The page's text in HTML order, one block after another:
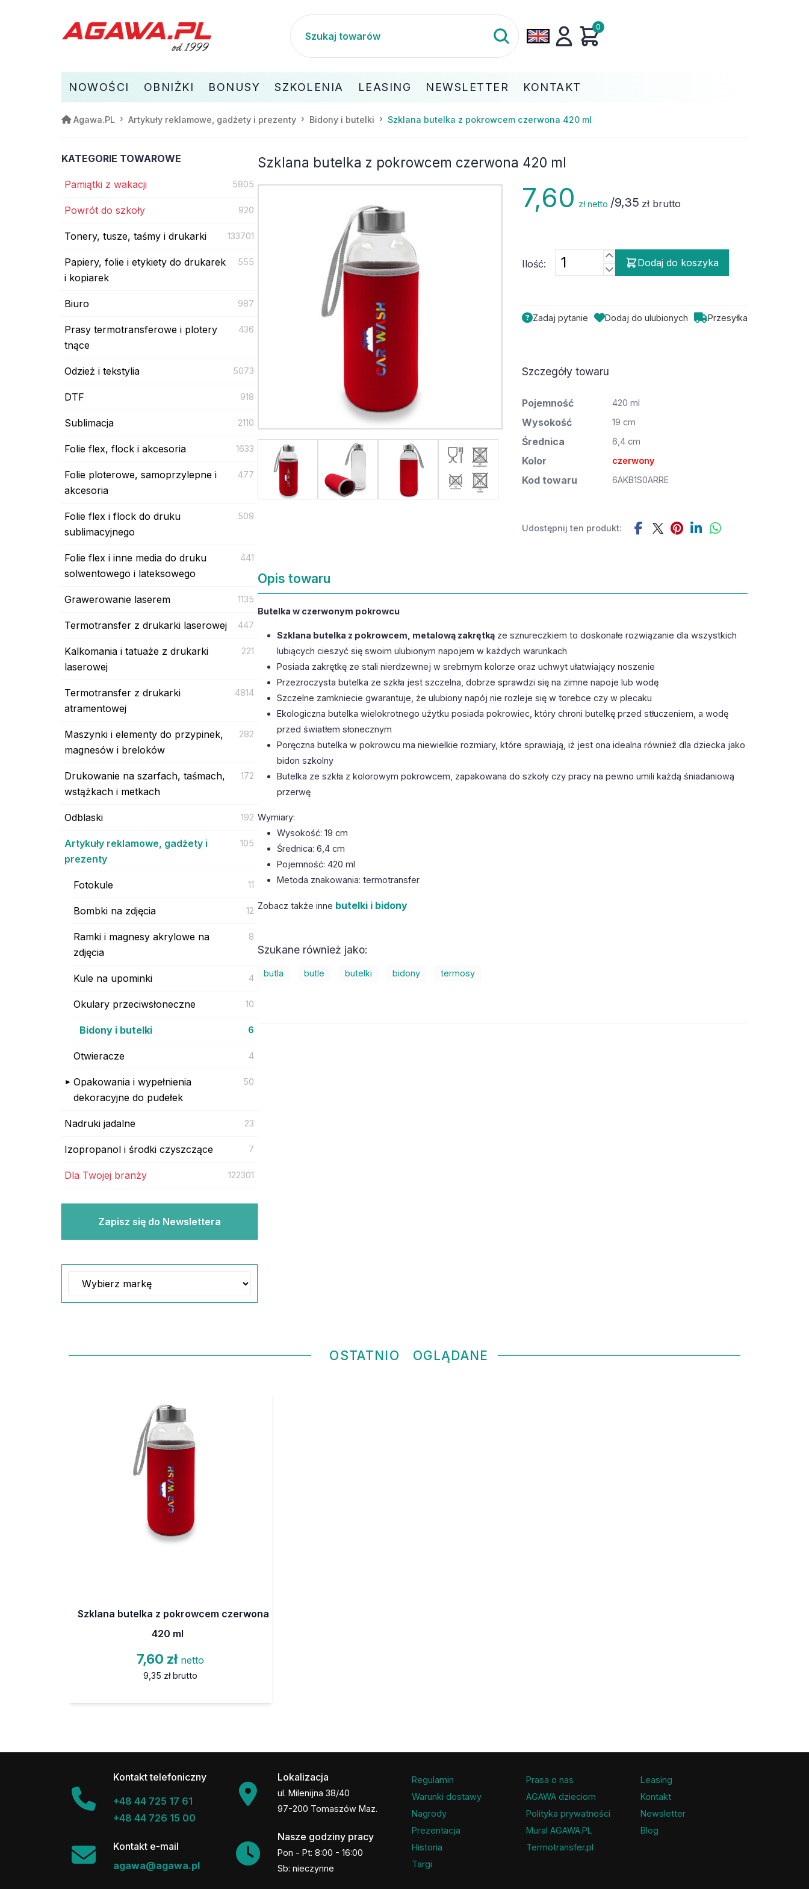
0
NOWOŚCI OBNIŻKI BONUSY SZKOLENIA LEASING NEWSLETTER KONTAKT
Agawa.PL Artykuły reklamowe, gadżety i prezenty Bidony i butelki Szklana butelka z pokrowcem czerwona 420 ml
KATEGORIE TOWAROWE
Pamiątki z wakacji 5805
Powrót do szkoły 920
Tonery, tusze, taśmy i drukarki 133701
Papiery, folie i etykiety do drukarek
i kopiarek
555
Biuro 987
Prasy termotransferowe i plotery
tnące
436
Odzież i tekstylia 5073
DTF 918
Sublimacja 2110
Folie flex, flock i akcesoria 1633
Folie ploterowe, samoprzylepne i
akcesoria
477
Folie flex i flock do druku
sublimacyjnego
509
Folie flex i inne media do druku
solwentowego i lateksowego
441
Grawerowanie laserem 1135
Termotransfer z drukarki laserowej 447
Kalkomania i tatuaże z drukarki
laserowej
221
Termotransfer z drukarki
atramentowej
4814
Maszynki i elementy do przypinek,
magnesów i breloków
282
Drukowanie na szarfach, taśmach,
wstążkach i metkach
172
Odblaski 192
Artykuły reklamowe, gadżety i
prezenty
105
Fotokule 11
Bombki na zdjęcia 12
Ramki i magnesy akrylowe na
zdjęcia
8
Kule na upominki 4
Okulary przeciwsłoneczne 10
Bidony i butelki 6
Otwieracze 4
Opakowania i wypełnienia
dekoracyjne do pudełek
50
Nadruki jadalne 23
Izopropanol i środki czyszczące 7
Dla Twojej branży 122301
Zapisz się do Newslettera
Szklana butelka z pokrowcem czerwona 420 ml
7,60 zł netto /9,35 zł brutto
Ilość: Dodaj do koszyka
Zadaj pytanie Dodaj do ulubionych Przesyłka
Szczegóły towaru
Pojemność 420 ml
Wysokość 19 cm
Średnica 6,4 cm
Kolor czerwony
Kod towaru 6AKB1S0ARRE
Udostępnij ten produkt:
Opis towaru
Butelka w czerwonym pokrowcu
Szklana butelka z pokrowcem, metalową zakrętkąze sznureczkiem to doskonałe rozwiązanie dla wszystkich
lubiących cieszyć się swoim ulubionym napojem w każdych warunkach
Posiada zakrętkę ze stali nierdzewnej w srebrnym kolorze oraz uchwyt ułatwiający noszenie
Przezroczysta butelka ze szkła jest szczelna, dobrze sprawdzi się na zimne napoje lub wodę
Szczelne zamkniecie gwarantuje, że ulubiony napój nie rozleje się w torebce czy w plecaku
Ekologiczna butelka wielokrotnego użytku posiada pokrowiec, który chroni butelkę przed stłuczeniem, a wodę
przed światłem słonecznym
Poręczna butelka w pokrowcu ma niewielkie rozmiary, które sprawiają, iż jest ona idealna również dla dziecka jako
bidon szkolny
Butelka ze szkła z kolorowym pokrowcem, zapakowana do szkoły czy pracy na pewno umili każdą śniadaniową
przerwę
Wymiary:
Wysokość: 19 cm
Średnica: 6,4 cm
Pojemność: 420 ml
Metoda znakowania: termotransfer
Zobacz także inne butelki i bidony
Szukane również jako:
butla butle butelki bidony termosy
OSTATNIO OGLĄDANE
Szklana butelka z pokrowcem czerwona
420 ml
7,60 zł netto
9,35 zł brutto
Kontakt telefoniczny
+48 44 725 17 61
+48 44 726 15 00
Kontakt e-mail
agawa@agawa.pl
Lokalizacja
ul. Milenijna 38/40
97-200 Tomaszów Maz.
Nasze godziny pracy
Pon - Pt: 8:00 - 16:00
Sb: nieczynne
Regulamin
Warunki dostawy
Nagrody
Prezentacja
Historia
Targi
Prasa o nas
AGAWA dzieciom
Polityka prywatności
Mural AGAWA.PL
Termotransfer.pl
Leasing
Kontakt
Newsletter
Blog